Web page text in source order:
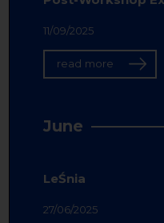
11/09/2025
read more
June
LeŚnia
27/06/2025